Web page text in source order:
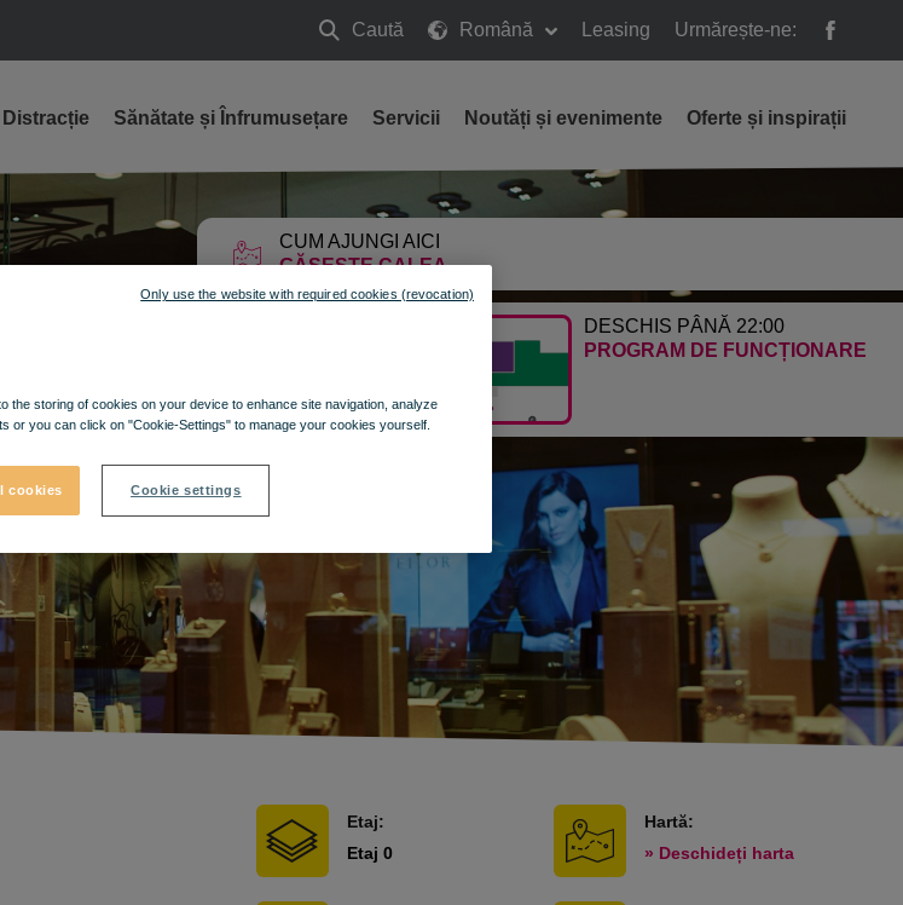
Caută
Caută
Română Leasing Urmărește-ne:
CUM AJUNGI AICI
GĂSEȘTE CALEA
DESCHIS PÂNĂ 22:00
PROGRAM DE FUNCȚIONARE
Distracție Sănătate și Înfrumusețare Servicii Noutăți și evenimente Oferte și inspirații
Etaj:
Etaj 0
Hartă:
» Deschideți harta
the storing of cookies on your device to enhance site navigation, analyze
or you can click on "Cookie-Settings" to manage your cookies yourself.
cookies Cookie settings
Only use the website with required cookies (revocation)